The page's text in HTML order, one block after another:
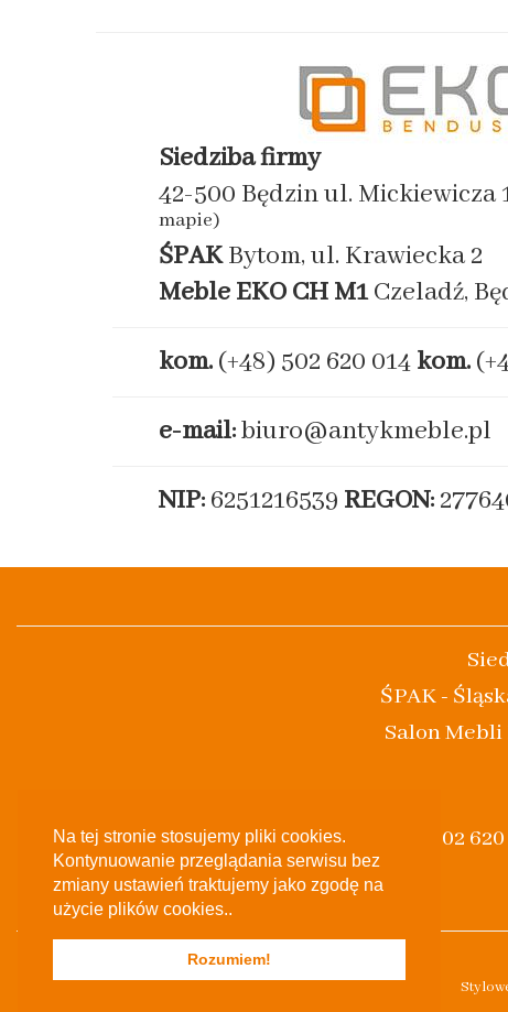
Na tej stronie stosujemy pliki cookies.
Kontynuowanie przeglądania serwisu bez
zmiany ustawień traktujemy jako zgodę na
użycie plików cookies..
Rozumiem!
Siedziba firmy
42-500 Będzin ul. Mickiewicza
mapie)
ŚPAKBytom, ul. Krawiecka 2
Meble EKO CH M1Czeladź,
kom. (+48) 502 620 014 kom.
e-mail:biuro@antykmeble.pl
NIP: 6251216539 REGON:
ŚPAK -
Salon Mebli
(+48) 502